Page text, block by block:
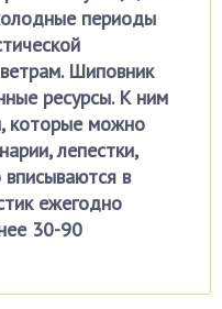
периоды
Шиповник
ресурсы. К ним
которые можно
лепестки,
в
ежегодно
30-90